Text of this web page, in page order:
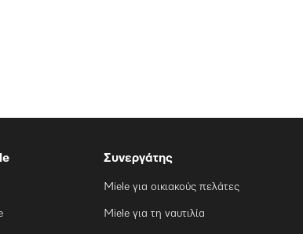
Συνεργάτης
Miele για οικιακούς πελάτες
Miele για τη ναυτιλία